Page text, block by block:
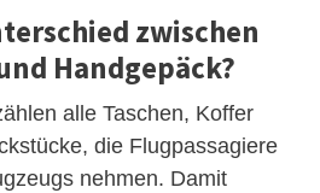
zwischen
Handgepäck?
alle Taschen, Koffer
die Flugpassagiere
nehmen. Damit